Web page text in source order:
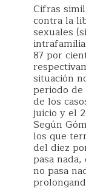
Cifras
contra la
sexuales
87 por
situación
periodo
de los
juicio y el
Según
los que
del diez
pasa
no pasa